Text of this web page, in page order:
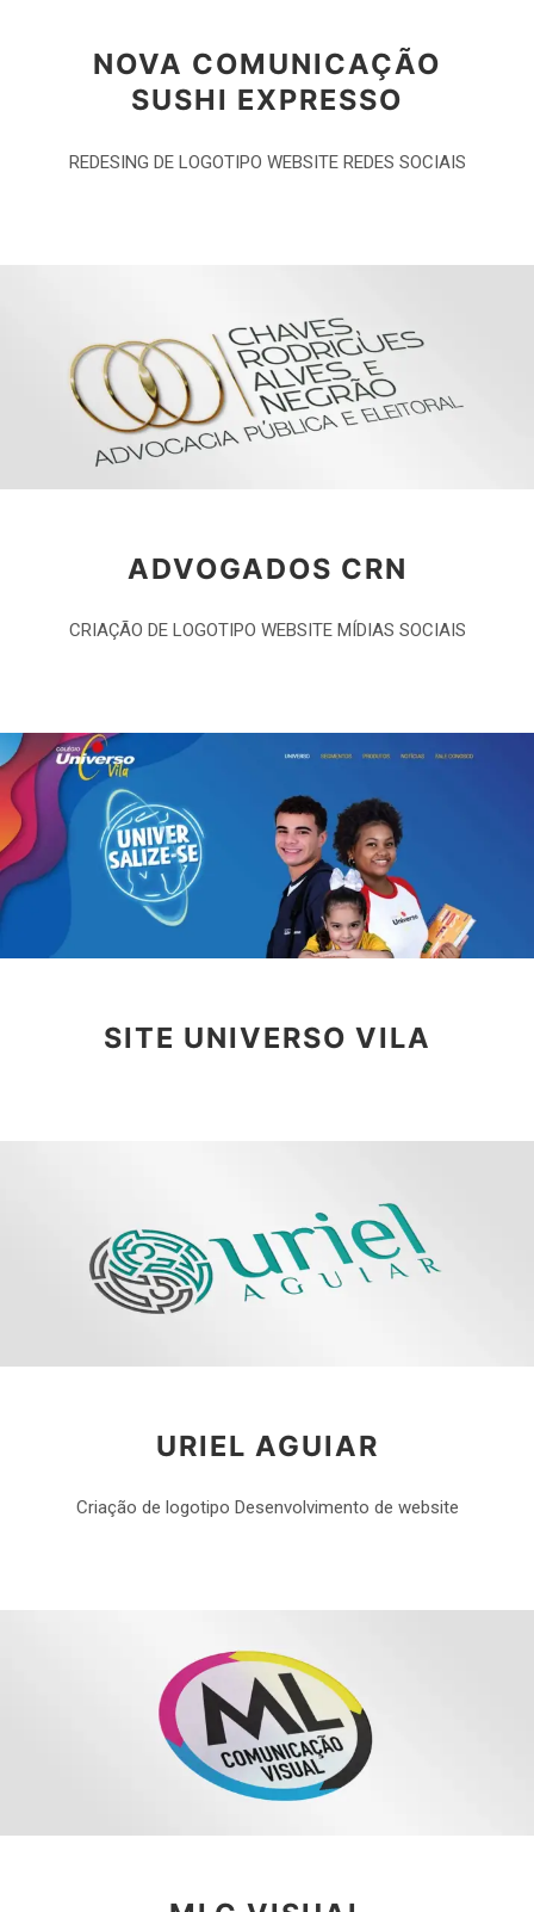
NOVA COMUNICAÇÃO
SUSHI EXPRESSO
REDESING DE LOGOTIPO WEBSITE REDES SOCIAIS
ADVOGADOS CRN
CRIAÇÃO DE LOGOTIPO WEBSITE MÍDIAS SOCIAIS
SITE UNIVERSO VILA
URIEL AGUIAR
Criação de logotipo Desenvolvimento de website